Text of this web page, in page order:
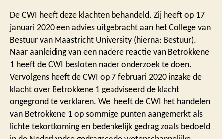
De CWI heeft deze klachten behandeld. Zij heeft op 17
januari 2020 een advies uitgebracht aan het College van
Bestuur van Maastricht University (hierna: Bestuur).
Naar aanleiding van een nadere reactie van Betrokkene
1 heeft de CWI besloten nader onderzoek te doen.
Vervolgens heeft de CWI op 7 februari 2020 inzake de
klacht over Betrokkene 1 geadviseerd de klacht
ongegrond te verklaren. Wel heeft de CWI het handelen
van Betrokkene 1 op sommige punten aangemerkt als
lichte tekortkoming en bedenkelijk gedrag zoals bedoeld